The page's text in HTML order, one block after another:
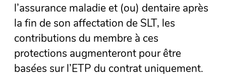
l’assurance maladie et (ou) dentaire après
la fin de son affectation de SLT, les
contributions du membre à ces
protections augmenteront pour être
basées sur l’ETP du contrat uniquement.